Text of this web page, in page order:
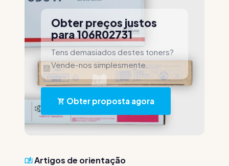
Obter preços justos
para 106R02731
Tens demasiados destes toners?
Vende-nos simplesmente.
Obter proposta agora
Artigos de orientação